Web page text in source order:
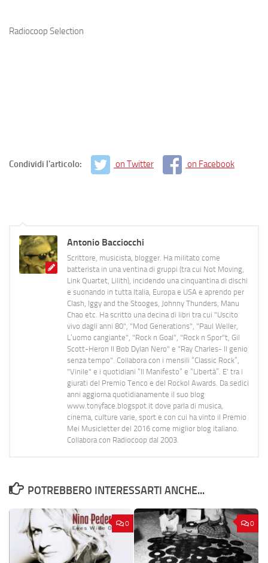
Radiocoop Selection
Condividi l'articolo: on Twitter on Facebook
Antonio Bacciocchi
Scrittore, musicista, blogger. Ha militato come
batterista in una ventina di gruppi (tra cui Not Moving,
Link Quartet, Lilith), incidendo una cinquantina di dischi
e suonando in tutta Italia, Europa e USA e aprendo per
Clash, Iggy and the Stooges, Johnny Thunders, Manu
Chao etc. Ha scritto una decina di libri tra cui "Uscito
vivo dagli anni 80", "Mod Generations", "Paul Weller,
L’uomo cangiante", "Rock n Goal", "Rock n Spor"t, Gil
Scott-Heron Il Bob Dylan Nero" e "Ray Charles- Il genio
senza tempo". Collabora con i mensili “Classic Rock”,
"Vinile" e i quotidiani “Il Manifesto” e “Libertà”. E' tra i
giurati del Premio Tenco e del Rockol Awards. Da sedici
anni aggiorna quotidianamente il suo blog
www.tonyface.blogspot.it dove parla di musica,
cinema, culture varie, sport e con cui ha vinto il Premio
Mei Musicletter del 2016 come miglior blog italiano.
Collabora con Radiocoop dal 2003.
POTREBBERO INTERESSARTI ANCHE...
0 0